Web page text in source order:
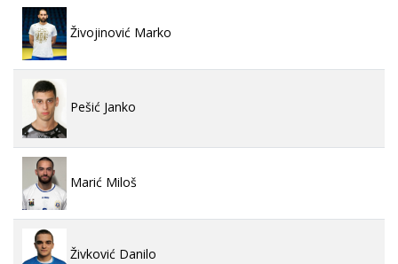
Živojinović Marko
Pešić Janko
Marić Miloš
Živković Danilo